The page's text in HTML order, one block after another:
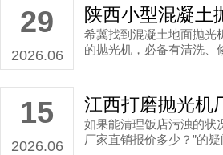
29
2026.06
希冀找到混凝土地面抛光
的抛光机，必备有清洗、
15
2026.06
如果能清理饭店污浊的状
厂家直销报价多少？”的